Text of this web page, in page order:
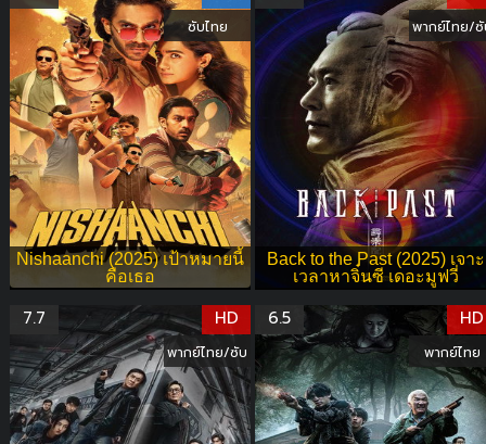
Nishaanchi (2025) เป้าหมายนี้
คือเธอ
ซับไทย
Back to the Past (2025) เจาะ
เวลาหาจิ๋นซี เดอะมูฟวี่
พากย์ไทย/
7.7 HD
พากย์ไทย/ซับ
6.5 HD
พากย์ไทย